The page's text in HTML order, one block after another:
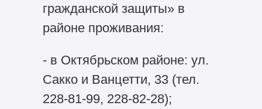
гражданской защиты» в
районе проживания:
- в Октябрьском районе: ул.
Сакко и Ванцетти, 33 (тел.
228-81-99, 228-82-28);